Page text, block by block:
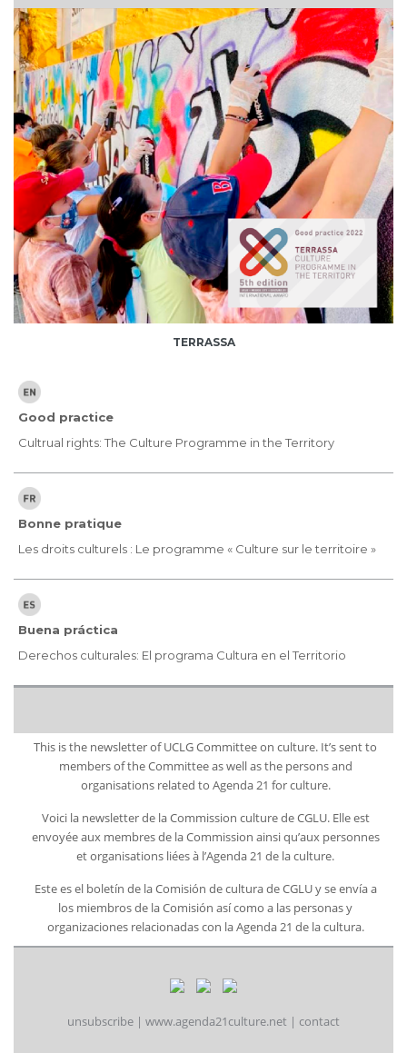
TERRASSA
Good practice
Cultrual rights: The Culture Programme in the Territory
Bonne pratique
Les droits culturels : Le programme « Culture sur le territoire »
Buena práctica
Derechos culturales: El programa Cultura en el Territorio
This is the newsletter of UCLG Committee on culture. It’s sent to
members of the Committee as well as the persons and
organisations related to Agenda 21 for culture.
Voici la newsletter de la Commission culture de CGLU. Elle est
envoyée aux membres de la Commission ainsi qu’aux personnes
et organisations liées à l’Agenda 21 de la culture.
Este es el boletín de la Comisión de cultura de CGLU y se envía a
los miembros de la Comisión así como a las personas y
organizaciones relacionadas con la Agenda 21 de la cultura.
unsubscribe | www.agenda21culture.net | contact